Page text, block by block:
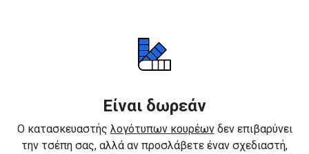
Είναι δωρεάν
Ο κατασκευαστής λογότυπων κουρέωνδεν επιβαρύνει
την τσέπη σας, αλλά αν προσλάβετε έναν σχεδιαστή,